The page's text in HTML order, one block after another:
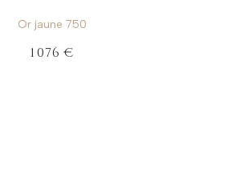
Or jaune 750
1 076 €